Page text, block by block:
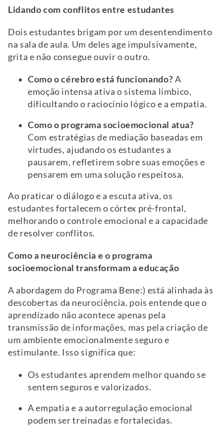
Lidando com conflitos entre estudantes
Dois estudantes brigam por um desentendimento
na sala de aula. Um deles age impulsivamente,
grita e não consegue ouvir o outro.
Como o cérebro está funcionando?A
emoção intensa ativa o sistema límbico,
dificultando o raciocínio lógico e a empatia.
Como o programa socioemocional atua?
Com estratégias de mediação baseadas em
virtudes, ajudando os estudantes a
pausarem, refletirem sobre suas emoções e
pensarem em uma solução respeitosa.
Ao praticar o diálogo e a escuta ativa, os
estudantes fortalecem o córtex pré-frontal,
melhorando o controle emocional e a capacidade
de resolver conflitos.
Como a neurociência e o programa
socioemocional transformam a educação
A abordagem do Programa Bene:) está alinhada às
descobertas da neurociência, pois entende que o
aprendizado não acontece apenas pela
transmissão de informações, mas pela criação de
um ambiente emocionalmente seguro e
estimulante. Isso significa que:
Os estudantes aprendem melhor quando se
sentem seguros e valorizados.
A empatia e a autorregulação emocional
podem ser treinadas e fortalecidas.